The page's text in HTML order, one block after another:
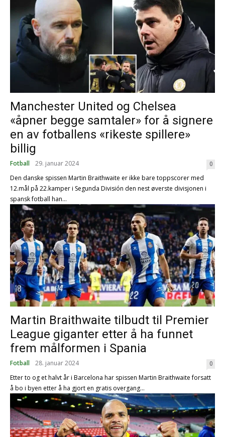
Manchester United og Chelsea
«åpner begge samtaler» for å signere
en av fotballens «rikeste spillere»
billig
Fotball 29. januar 2024
0
Den danske spissen Martin Braithwaite er ikke bare toppscorer med
12.mål på 22.kamper i Segunda División den nest øverste divisjonen i
spansk fotball han...
Martin Braithwaite tilbudt til Premier
League giganter etter å ha funnet
frem målformen i Spania
Fotball 28. januar 2024
0
Etter to og et halvt år i Barcelona har spissen Martin Braithwaite forsatt
å bo i byen etter å ha gjort en gratis overgang...